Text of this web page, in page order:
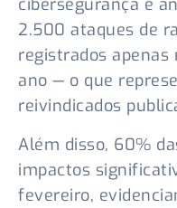
cibersegurança e
2.500 ataques de
registrados
ano — o que
reivindicados
Além disso, 60%
impactos
fevereiro,